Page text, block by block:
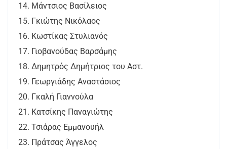
14. Μάντσιος Βασίλειος
15. Γκιώτης Νικόλαος
16. Κωστίκας Στυλιανός
17. Γιοβανούδας Βαρσάμης
18. Δημητρός Δημήτριος του Αστ.
19. Γεωργιάδης Αναστάσιος
20. Γκαλή Γιαννούλα
21. Κατσίκης Παναγιώτης
22. Τσιάρας Εμμανουήλ
23. Πράτσας Άγγελος